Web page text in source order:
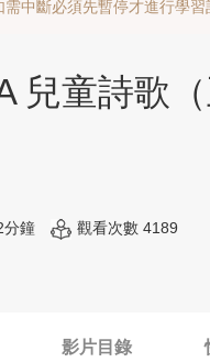
中斷必須先暫停才進行學習
兒童詩歌（
分鐘 觀看次數 4189
影片目錄